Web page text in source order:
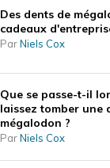
Des dents de
cadeaux
ParNiels Cox
Que se passe-t-il
laissez tomber une
mégalodon ?
ParNiels Cox